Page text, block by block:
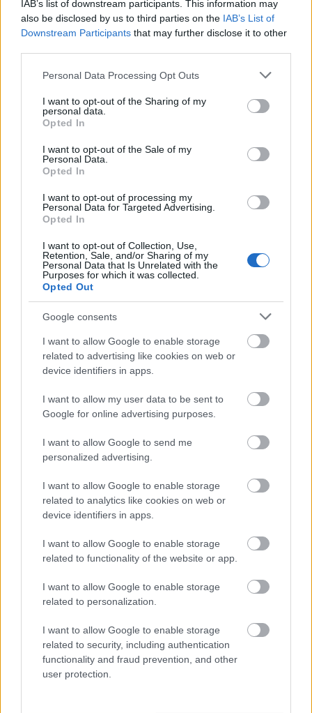
IAB’s list of downstream participants. This information may
also be disclosed by us to third parties on the IAB’s List of
Downstream Participants that may further disclose it to other
Please note that this website/app uses one or more Google
not limited to your visit or usage behaviour. You may click to
grant or deny consent to Google and its third-party tags to
use your data for below specified purposes in below Google
consent section.
Personal Data Processing Opt Outs
I want to opt-out of the Sharing of my
personal data.
Opted In
I want to opt-out of the Sale of my
Personal Data.
Opted In
I want to opt-out of processing my
Personal Data for Targeted Advertising.
Opted In
I want to opt-out of Collection, Use,
Retention, Sale, and/or Sharing of my
Personal Data that Is Unrelated with the
Purposes for which it was collected.
Opted Out
Google consents
I want to allow Google to enable storage
related to advertising like cookies on web or
device identifiers in apps.
I want to allow my user data to be sent to
Google for online advertising purposes.
I want to allow Google to send me
personalized advertising.
I want to allow Google to enable storage
related to analytics like cookies on web or
device identifiers in apps.
I want to allow Google to enable storage
related to functionality of the website or app.
I want to allow Google to enable storage
related to personalization.
I want to allow Google to enable storage
related to security, including authentication
functionality and fraud prevention, and other
user protection.
Πιστοποίηση Υπολογιστών σε 2
μέρες
ειδήσεις.
Βάλε το proson.gr στα αποτελέσματα
Δημοφιλείς Ειδήσεις
κανονισμός για δόκιμους – Τι αλλάζει
σε διαμονή, σίτιση και πρακτική
εκπαίδευση
e-ΕΦΚΑ: Έως 846 ευρώ επιπλέον στη
σύνταξη – Ποιοι δικαιούνται τα
ΔΥΠΑ: Ευκαιρία συνταξιοδότησης για
8.000 ανέργους άνω των 55 ετών –
Ξεκίνησαν οι αιτήσεις